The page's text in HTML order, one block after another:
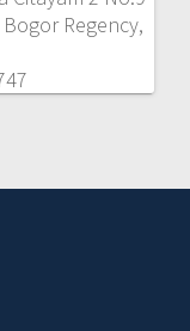
Regency,